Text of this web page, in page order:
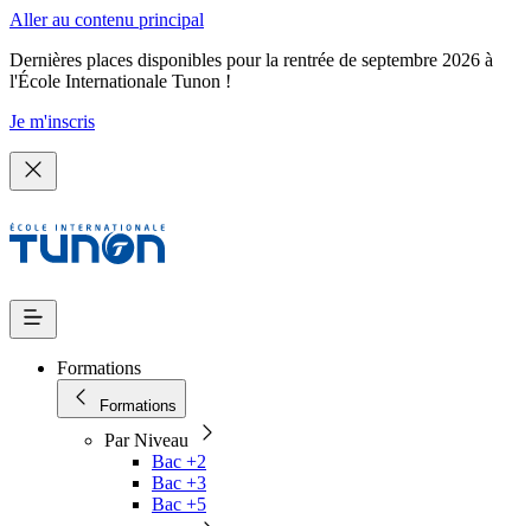
Aller au contenu principal
Dernières places disponibles pour la rentrée de septembre 2026 à
l'École Internationale Tunon !
Je m'inscris
Formations
Formations
Par Niveau
Bac +2
Bac +3
Bac +5